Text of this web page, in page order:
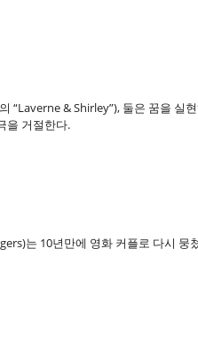
“Laverne & Shirley”), 둘은 꿈을 실
을 거절한다.
는 10년만에 영화 커플로 다시 뭉